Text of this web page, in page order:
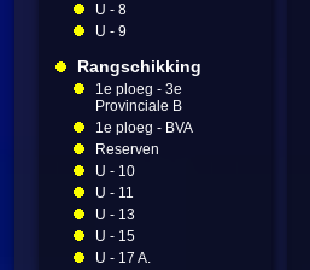
U - 8
U - 9
Rangschikking
1e ploeg - 3e
Provinciale B
1e ploeg - BVA
Reserven
U - 10
U - 11
U - 13
U - 15
U - 17 A.